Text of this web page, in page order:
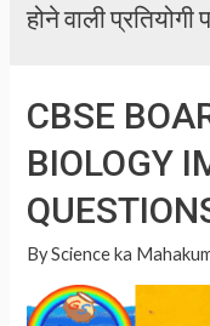
होने वाली
CBSE
BIOLOGY
ByScience ka